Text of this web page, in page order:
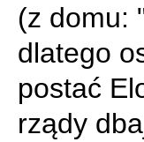
(z domu:
dlatego
postać
rządy